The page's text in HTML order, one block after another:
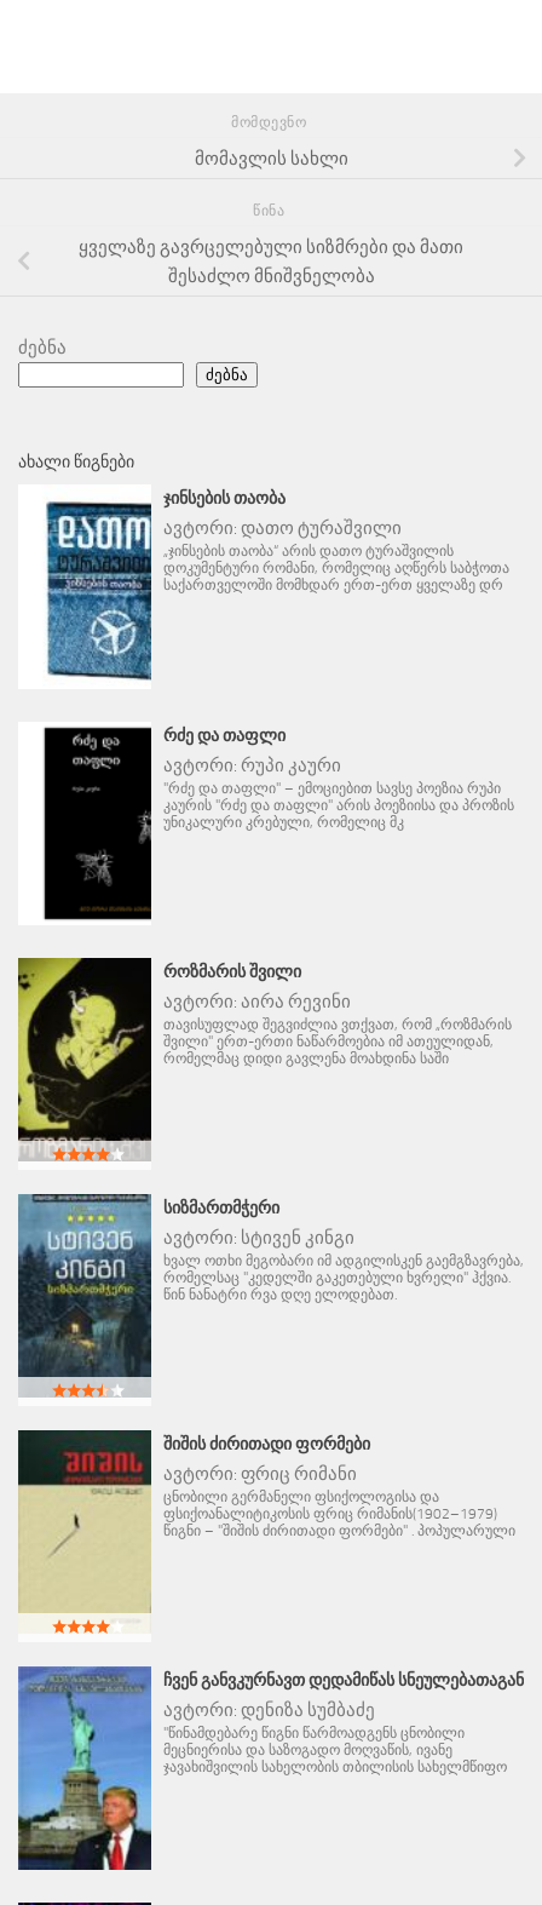
ᲛᲝᲛᲓᲔᲕᲜᲝ
მომავლის სახლი
ᲬᲘᲜᲐ
ყველაზე გავრცელებული სიზმრები და მათი
შესაძლო მნიშვნელობა
ძებნა
ძებნა
ᲐᲮᲐᲚᲘ ᲬᲘᲒᲜᲔᲑᲘ
ᲯᲘᲜᲡᲔᲑᲘᲡ ᲗᲐᲝᲑᲐ
ავტორი: დათო ტურაშვილი
„ჯინსების თაობა“ არის დათო ტურაშვილის
დოკუმენტური რომანი, რომელიც აღწერს საბჭოთა
საქართველოში მომხდარ ერთ-ერთ ყველაზე დრ
ᲠᲫᲔ ᲓᲐ ᲗᲐᲤᲚᲘ
ავტორი: რუპი კაური
"რძე და თაფლი" – ემოციებით სავსე პოეზია რუპი
კაურის "რძე და თაფლი" არის პოეზიისა და პროზის
უნიკალური კრებული, რომელიც მკ
ᲠᲝᲖᲛᲐᲠᲘᲡ ᲨᲕᲘᲚᲘ
ავტორი: აირა რევინი
თავისუფლად შეგვიძლია ვთქვათ, რომ „როზმარის
შვილი" ერთ-ერთი ნაწარმოებია იმ ათეულიდან,
რომელმაც დიდი გავლენა მოახდინა საში
ᲡᲘᲖᲛᲐᲠᲗᲛᲭᲔᲠᲘ
ავტორი: სტივენ კინგი
ხვალ ოთხი მეგობარი იმ ადგილისკენ გაემგზავრება,
რომელსაც "კედელში გაკეთებული ხვრელი" ჰქვია.
წინ ნანატრი რვა დღე ელოდებათ.
ᲨᲘᲨᲘᲡ ᲫᲘᲠᲘᲗᲐᲓᲘ ᲤᲝᲠᲛᲔᲑᲘ
ავტორი: ფრიც რიმანი
ცნობილი გერმანელი ფსიქოლოგისა და
ფსიქოანალიტიკოსის ფრიც რიმანის(1902–1979)
წიგნი – "შიშის ძირითადი ფორმები" . პოპულარული
ᲩᲕᲔᲜ ᲒᲐᲜᲕᲙᲣᲠᲜᲐᲕᲗ ᲓᲔᲓᲐᲛᲘᲬᲐᲡ ᲡᲜᲔᲣᲚᲔᲑᲐᲗᲐᲒᲐᲜ
ავტორი: დენიზა სუმბაძე
"წინამდებარე წიგნი წარმოადგენს ცნობილი
მეცნიერისა და საზოგადო მოღვაწის, ივანე
ჯავახიშვილის სახელობის თბილისის სახელმწიფო